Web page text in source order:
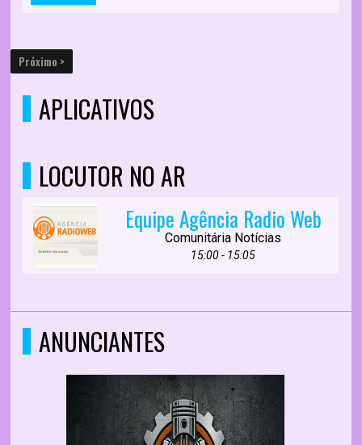
Próximo >
APLICATIVOS
LOCUTOR NO AR
Equipe Agência Radio Web
Comunitária Notícias
15:00 - 15:05
ANUNCIANTES